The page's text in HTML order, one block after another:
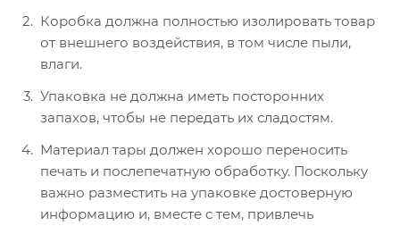
Коробка должна полностью изолировать товар
от внешнего воздействия, в том числе пыли,
влаги.
Упаковка не должна иметь посторонних
запахов, чтобы не передать их сладостям.
Материал тары должен хорошо переносить
печать и послепечатную обработку. Поскольку
важно разместить на упаковке достоверную
информацию и, вместе с тем, привлечь